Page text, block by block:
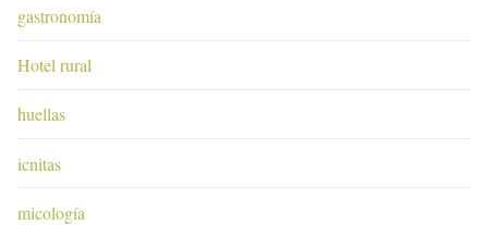
gastronomía
Hotel rural
huellas
icnitas
micología